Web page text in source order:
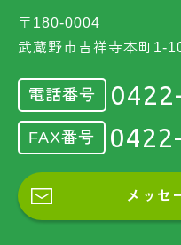
〒180-0004
武蔵野市吉祥寺本町1-
電話番号
FAX番号
メッセ